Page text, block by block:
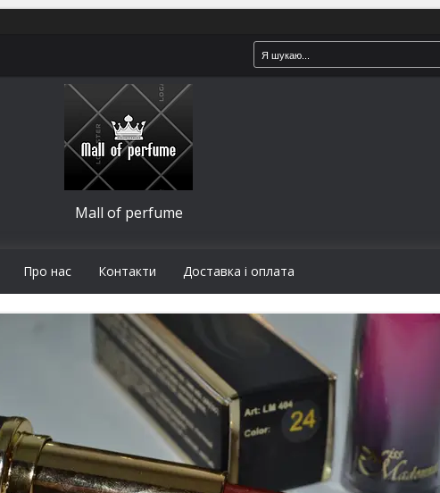
Mall of perfume
Про нас Контакти Доставка і оплата